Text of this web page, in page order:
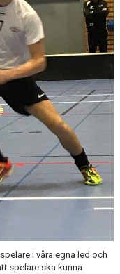
i våra egna led och
spelare ska kunna